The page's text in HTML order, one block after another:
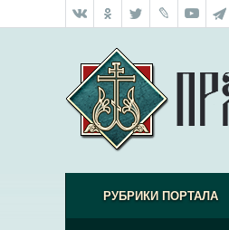
РУБРИКИ ПОРТАЛА